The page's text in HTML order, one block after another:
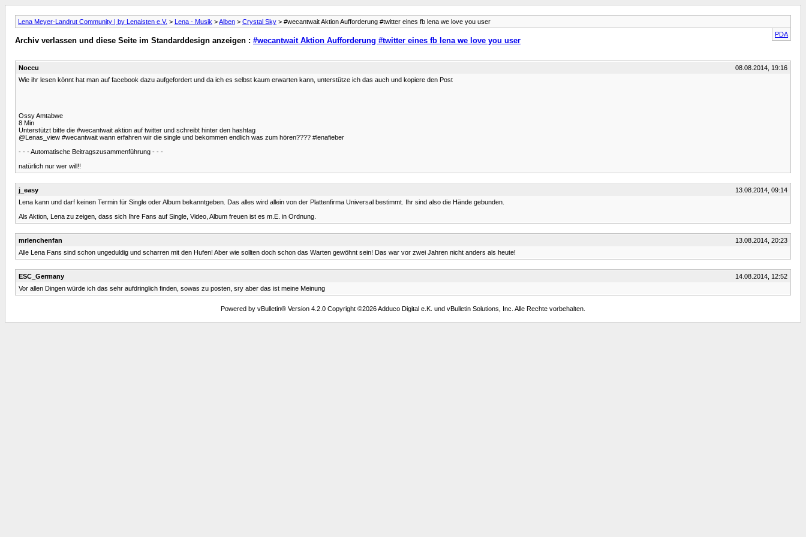
Lena Meyer-Landrut Community | by Lenaisten e.V. > Lena - Musik >Alben > Crystal Sky > #wecantwait Aktion Aufforderung #twitter eines fb lena we love you user
PDA
Archiv verlassen und diese Seite im Standarddesign anzeigen : #wecantwait Aktion Aufforderung #twitter eines fb lena we love you user
Noccu
08.08.2014, 19:16
Wie ihr lesen könnt hat man auf facebook dazu aufgefordert und da ich es selbst kaum erwarten kann, unterstütze ich das auch und kopiere den Post
Ossy Amtabwe
8 Min
Unterstützt bitte die ‪#‎wecantwait‬ aktion auf twitter und schreibt hinter den hashtag
@Lenas_view #wecantwait wann erfahren wir die single und bekommen endlich was zum hören???? ‪#‎lenafieber‬
- - - Automatische Beitragszusammenführung - - -
natürlich nur wer will!!
j_easy
13.08.2014, 09:14
Lena kann und darf keinen Termin für Single oder Album bekanntgeben. Das alles wird allein von der Plattenfirma Universal bestimmt. Ihr sind also die Hände gebunden.
Als Aktion, Lena zu zeigen, dass sich Ihre Fans auf Single, Video, Album freuen ist es m.E. in Ordnung.
mrlenchenfan
13.08.2014, 20:23
Alle Lena Fans sind schon ungeduldig und scharren mit den Hufen! Aber wie sollten doch schon das Warten gewöhnt sein! Das war vor zwei Jahren nicht anders als heute!
ESC_Germany
14.08.2014, 12:52
Vor allen Dingen würde ich das sehr aufdringlich finden, sowas zu posten, sry aber das ist meine Meinung
Powered by vBulletin® Version 4.2.0 Copyright ©2026 Adduco Digital e.K. und vBulletin Solutions, Inc. Alle Rechte vorbehalten.